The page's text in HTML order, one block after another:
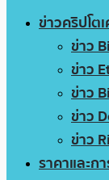
ข่าวคริปโต
ข่าว
ข่าว
ข่าว
ข่าว
ข่าว
ราคาและก